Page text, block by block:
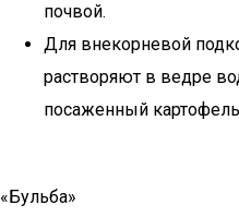
почвой.
Для внекорневой
растворяют в ведре
посаженный
«Бульба»